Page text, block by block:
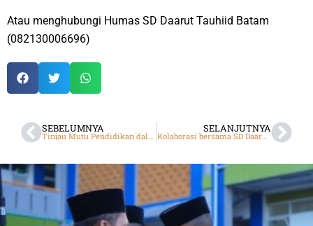
Atau menghubungi Humas SD Daarut Tauhiid Batam
(082130006696)
SEBELUMNYA
Tinjau Mutu Pendidikan dalam Sekolah, SMK DTBS Laksanakan Asesmen Nasional
SELANJUTNYA
Kolaborasi bersama SD Daarut Tauhiid, SMP DTBS Putri Gelar Semarak Kemerdekaan